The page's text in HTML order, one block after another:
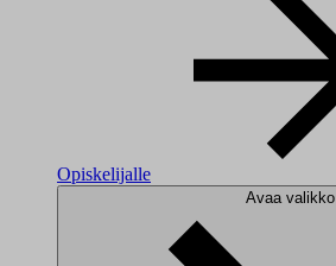
Opiskelijalle
Avaa valikko